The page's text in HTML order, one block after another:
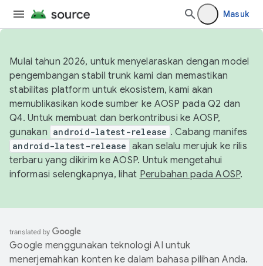
Masuk
Mulai tahun 2026, untuk menyelaraskan dengan model
pengembangan stabil trunk kami dan memastikan
stabilitas platform untuk ekosistem, kami akan
memublikasikan kode sumber ke AOSP pada Q2 dan
Q4. Untuk membuat dan berkontribusi ke AOSP,
gunakan android-latest-release . Cabang manifes
android-latest-release akan selalu merujuk ke rilis
terbaru yang dikirim ke AOSP. Untuk mengetahui
informasi selengkapnya, lihat Perubahan pada AOSP.
Google menggunakan teknologi AI untuk
menerjemahkan konten ke dalam bahasa pilihan Anda.